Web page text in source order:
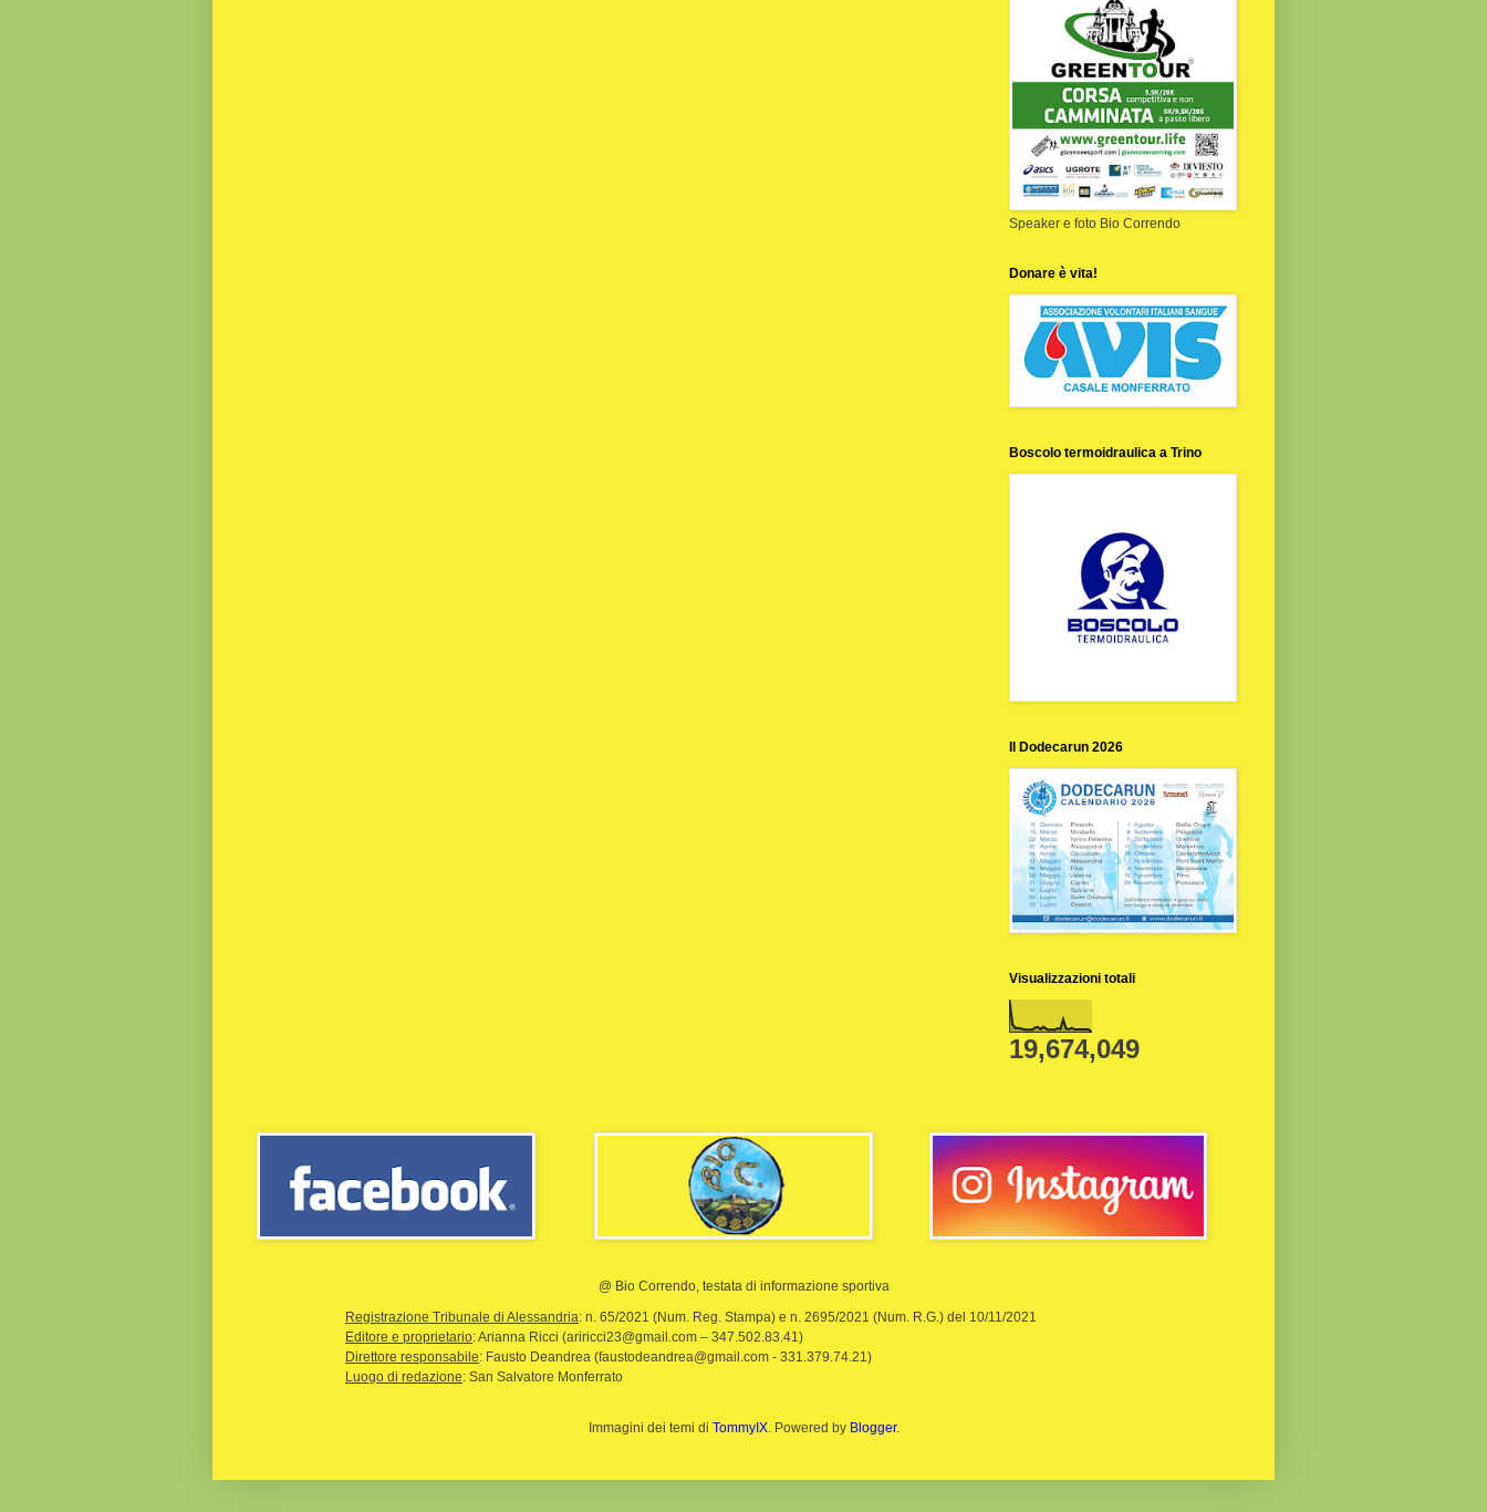
Speaker e foto Bio Correndo
Donare è vita!
Boscolo termoidraulica a Trino
Il Dodecarun 2026
Visualizzazioni totali
19,674,049
@ Bio Correndo, testata di informazione sportiva
Registrazione Tribunale di Alessandria: n. 65/2021 (Num. Reg. Stampa) e n. 2695/2021 (Num. R.G.) del 10/11/2021
Editore e proprietario: Arianna Ricci (ariricci23@gmail.com – 347.502.83.41)
Direttore responsabile: Fausto Deandrea (faustodeandrea@gmail.com - 331.379.74.21)
Luogo di redazione: San Salvatore Monferrato
Immagini dei temi di TommyIX. Powered by Blogger.